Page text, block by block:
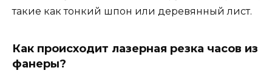
такие как тонкий шпон или деревянный лист.
Как происходит лазерная резка часов из
фанеры?